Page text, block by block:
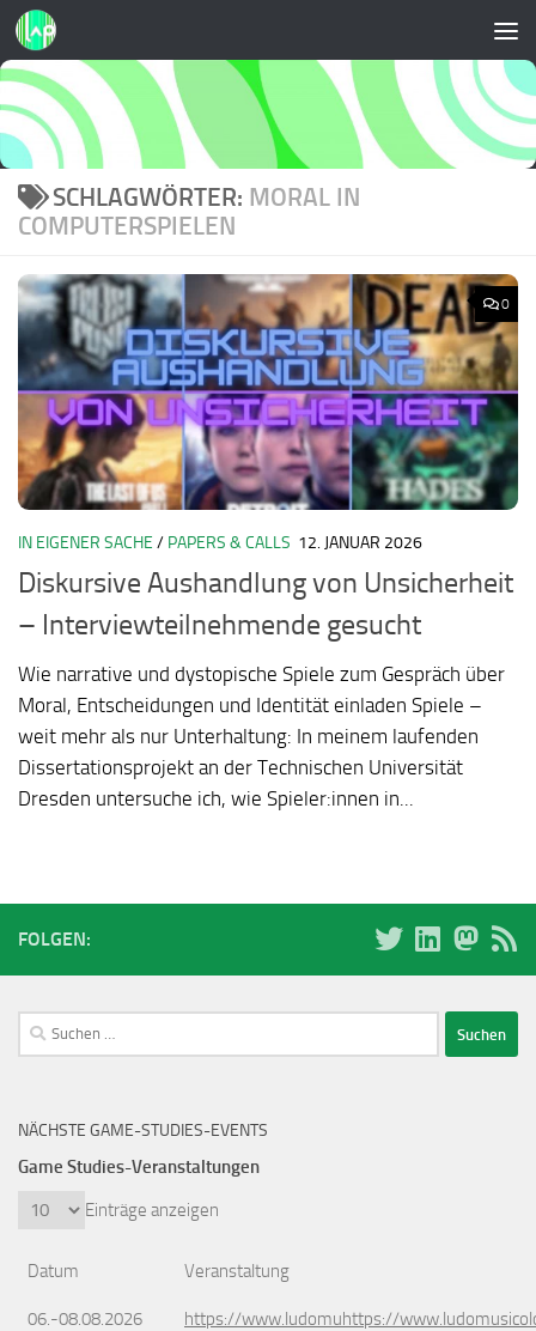
Zum Inhalt springen
SCHLAGWÖRTER: MORAL IN
COMPUTERSPIELEN
0
IN EIGENER SACHE / PAPERS & CALLS 12. JANUAR 2026
Diskursive Aushandlung von Unsicherheit
– Interviewteilnehmende gesucht
Wie narrative und dystopische Spiele zum Gespräch über
Moral, Entscheidungen und Identität einladen Spiele –
weit mehr als nur Unterhaltung: In meinem laufenden
Dissertationsprojekt an der Technischen Universität
Dresden untersuche ich, wie Spieler:innen in...
FOLGEN:
Suchen
nach:
NÄCHSTE GAME-STUDIES-EVENTS
Game Studies-Veranstaltungen
Einträge anzeigen
Datum Veranstaltung
06.-08.08.2026 https://www.ludomuhttps://